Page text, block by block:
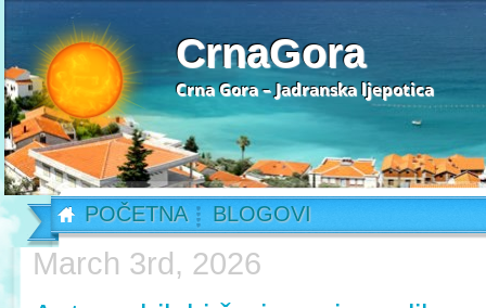
CrnaGora
Crna Gora – Jadranska ljepotica
POČETNA BLOGOVI
March 3rd, 2026